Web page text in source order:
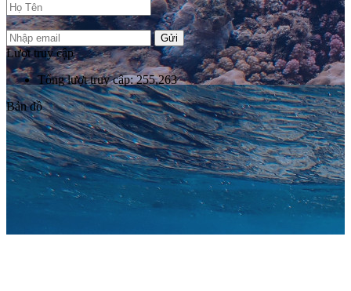
Gửi
Lượt truy cập
Tổng lượt truy cập: 255,263
Bản đồ